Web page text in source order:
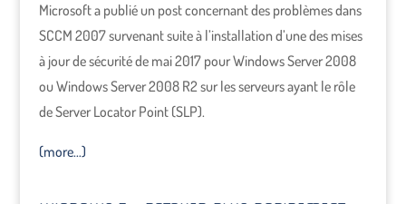
Microsoft a publié un post concernant des problèmes dans
SCCM 2007 survenant suite à l’installation d’une des mises
à jour de sécurité de mai 2017 pour Windows Server 2008
ou Windows Server 2008 R2 sur les serveurs ayant le rôle
de Server Locator Point (SLP).
(more…)